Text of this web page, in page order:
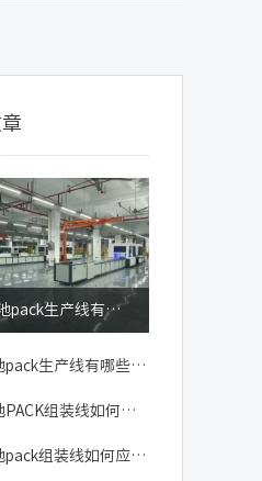
锂电池pack生产线有什么优点？
生产线有哪些用途？
应对电芯尺寸公差带来的装配挑战？自适应对准与柔性压装方案
线如何应对电芯尺寸公差带来的装配挑战？